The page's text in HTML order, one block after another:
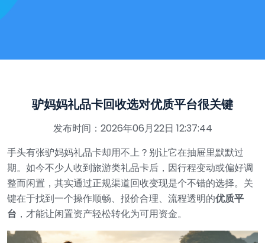
驴妈妈礼品卡回收选对优质平台很关键
发布时间：2026年06月22日 12:37:44
手头有张驴妈妈礼品卡却用不上？别让它在抽屉里默默过
期。如今不少人收到旅游类礼品卡后，因行程变动或偏好调
整而闲置，其实通过正规渠道回收变现是个不错的选择。关
键在于找到一个操作顺畅、报价合理、流程透明的优质平
台 ，才能让闲置资产轻松转化为可用资金。